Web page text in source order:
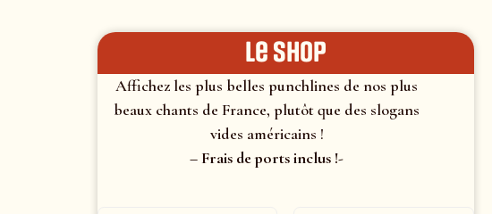
le shop
Affichez les plus belles punchlines de nos plus
beaux chants de France, plutôt que des slogans
vides américains !
– Frais de ports inclus !-